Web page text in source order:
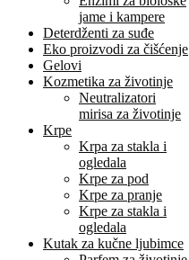
jame i kampere
Deterdženti za suđe
Eko proizvodi za čišćenje
Gelovi
Kozmetika za životinje
Neutralizatori
mirisa za životinje
Krpe
Krpa za stakla i
ogledala
Krpe za pod
Krpe za pranje
Krpe za stakla i
ogledala
Kutak za kučne ljubimce